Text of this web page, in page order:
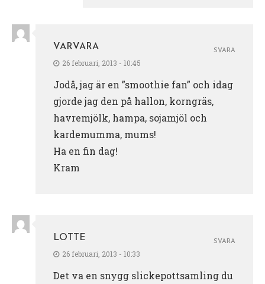
VARVARA
26 februari, 2013 - 10:45
Jodå, jag är en ”smoothie fan” och idag
gjorde jag den på hallon, korngräs,
havremjölk, hampa, sojamjöl och
kardemumma, mums!
Ha en fin dag!
Kram
SVARA
LOTTE
26 februari, 2013 - 10:33
Det va en snygg slickepottsamling du
SVARA